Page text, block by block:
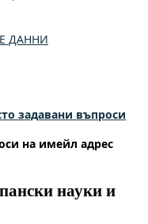
ДАННИ
задавани въпроси
на имейл адрес
науки и